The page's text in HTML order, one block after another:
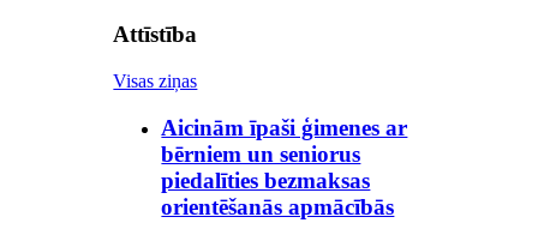
Attīstība
Visas ziņas
Aicinām īpaši ģimenes ar
bērniem un seniorus
piedalīties bezmaksas
orientēšanās apmācībās